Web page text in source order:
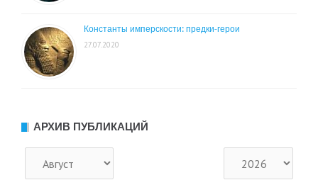
Константы имперскости: предки-герои
27.07.2020
АРХИВ ПУБЛИКАЦИЙ